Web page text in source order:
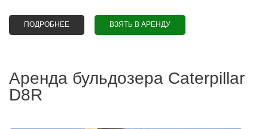
ПОДРОБНЕЕ О АРЕНДА АВТОКРАНА 500 ТОНН LIEBHERR LTM 1500
ВЗЯТЬ В АРЕНДУ
Аренда бульдозера Caterpillar
D8R